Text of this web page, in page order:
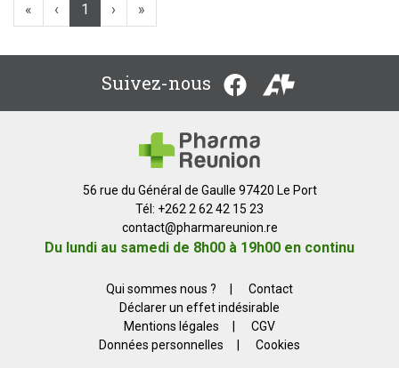
« ‹ 1 › »
Suivez-nous
56 rue du Général de Gaulle 97420 Le Port
Tél: +262 2 62 42 15 23
contact@pharmareunion.re
Du lundi au samedi de 8h00 à 19h00 en continu
Qui sommes nous ?
Contact
Déclarer un effet indésirable
Mentions légales
CGV
Données personnelles
Cookies